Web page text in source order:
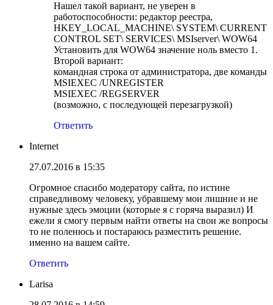
Нашел такой вариант, не уверен в
работоспособности: редактор реестра,
HKEY_LOCAL_MACHINE\ SYSTEM\ CURRENT
CONTROL SET\ SERVICES\ MSIserver\ WOW64
Установить для WOW64 значение ноль вместо 1.
Второй вариант:
командная строка от администратора, две команды
MSIEXEC /UNREGISTER
MSIEXEC /REGSERVER
(возможно, с последующей перезагрузкой)
Ответить
Internet
27.07.2016 в 15:35
Огромное спасибо модератору сайта, по истине
справедливому человеку, убравшему мои лишние и не
нужные здесь эмоции (которые я с горяча выразил) И
ежели я смогу первым найти ответы на свои же вопросы
то не поленюсь и постараюсь разместить решение.
именно на вашем сайте.
Ответить
Larisa